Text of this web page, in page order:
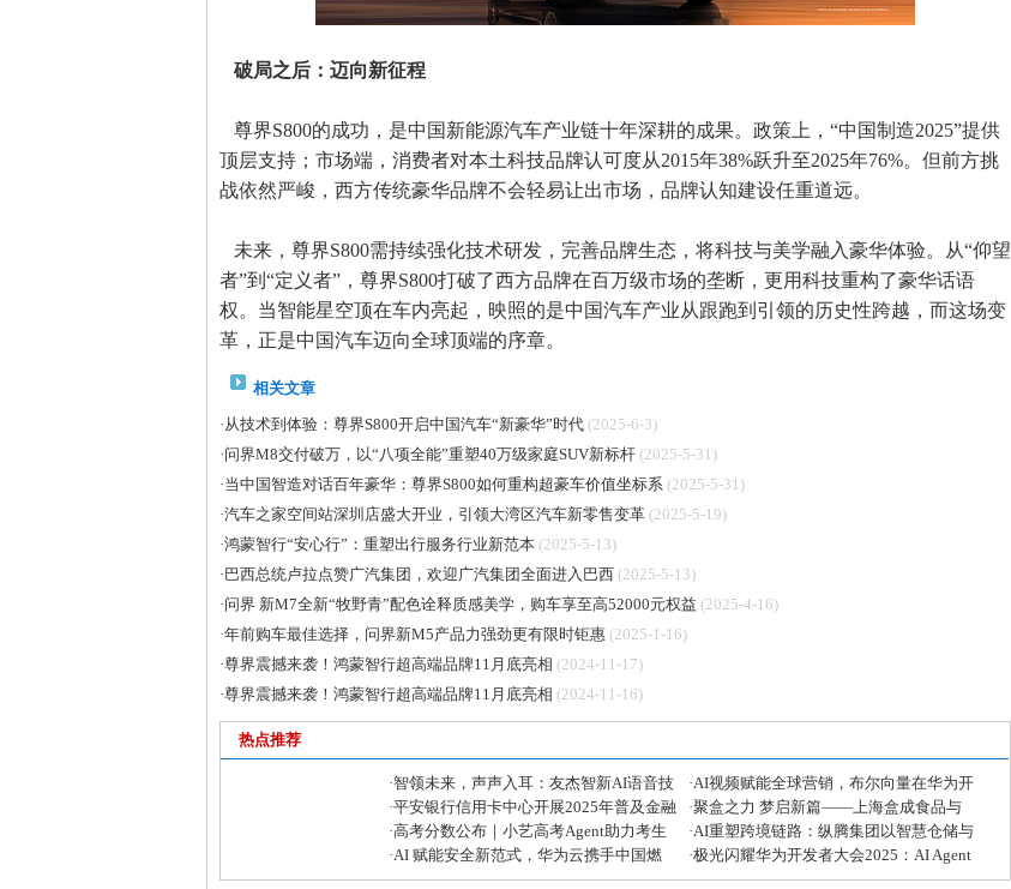
破局之后：迈向新征程
尊界S800的成功，是中国新能源汽车产业链十年深耕的成果。政策上，“中国制造2025”提供
顶层支持；市场端，消费者对本土科技品牌认可度从2015年38%跃升至2025年76%。但前方挑
战依然严峻，西方传统豪华品牌不会轻易让出市场，品牌认知建设任重道远。
未来，尊界S800需持续强化技术研发，完善品牌生态，将科技与美学融入豪华体验。从“仰望
者”到“定义者”，尊界S800打破了西方品牌在百万级市场的垄断，更用科技重构了豪华话语
权。当智能星空顶在车内亮起，映照的是中国汽车产业从跟跑到引领的历史性跨越，而这场变
革，正是中国汽车迈向全球顶端的序章。
相关文章
·从技术到体验：尊界S800开启中国汽车“新豪华”时代 (2025-6-3)
·问界M8交付破万，以“八项全能”重塑40万级家庭SUV新标杆 (2025-5-31)
·当中国智造对话百年豪华：尊界S800如何重构超豪车价值坐标系 (2025-5-31)
·汽车之家空间站深圳店盛大开业，引领大湾区汽车新零售变革 (2025-5-19)
·鸿蒙智行“安心行”：重塑出行服务行业新范本 (2025-5-13)
·巴西总统卢拉点赞广汽集团，欢迎广汽集团全面进入巴西 (2025-5-13)
·问界 新M7全新“牧野青”配色诠释质感美学，购车享至高52000元权益 (2025-4-16)
·年前购车最佳选择，问界新M5产品力强劲更有限时钜惠 (2025-1-16)
·尊界震撼来袭！鸿蒙智行超高端品牌11月底亮相 (2024-11-17)
·尊界震撼来袭！鸿蒙智行超高端品牌11月底亮相 (2024-11-16)
热点推荐
·智领未来，声声入耳：友杰智新AI语音技
术再攀高峰
·AI视频赋能全球营销，布尔向量在华为开
发者大会精彩亮相
·平安银行信用卡中心开展2025年普及金融
知识万里行活动
·聚盒之力 梦启新篇——上海盒成食品与
芒宽民族中学公益助学计划顺利启动！
·高考分数公布｜小艺高考Agent助力考生
快准稳填报目标院校和专业
·AI重塑跨境链路：纵腾集团以智慧仓储与
全链路服务领跑新竞速
·AI 赋能安全新范式，华为云携手中国燃
气筑牢大模型安全“铜墙铁壁”
·极光闪耀华为开发者大会2025：AI Agent
引领企业生产力革命